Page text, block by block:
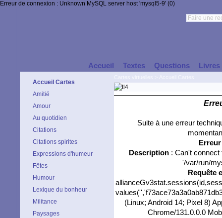
Erreur de connexion : Unknown MySQL server host 'mysql5-9' (0)
Accueil Textes Questions Livres
Accueil Cartes
Amitié
Amour
Au quotidien
Citations
Citations spirites
Expressions d'humeur
Fêtes
Humour
Lexique du bonheur
Militance
Paysages
Suite à une erreur
Description: Can't connect
'/var/run/
Requête
(Linux; Android 14; Pixel 8)
Chrome/131.0.0.0